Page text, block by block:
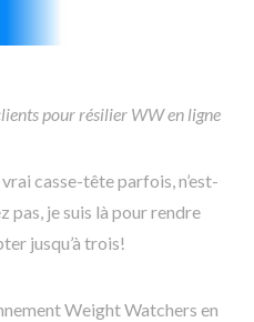
pour résilier WW en ligne
casse-tête parfois, n’est-
pas, je suis là pour rendre
jusqu’à trois!
Weight Watchers en